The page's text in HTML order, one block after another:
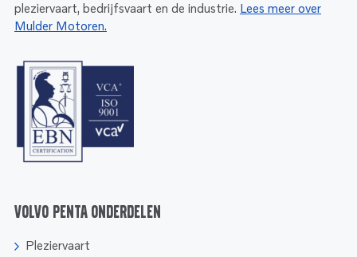
pleziervaart, bedrijfsvaart en de industrie. Lees meer over
Mulder Motoren.
Volvo Penta onderdelen
Pleziervaart